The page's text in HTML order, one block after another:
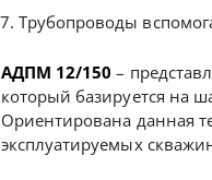
Трубопроводы
АДПМ 12/150 –
который базируется на
Ориентирована данная
эксплуатируемых